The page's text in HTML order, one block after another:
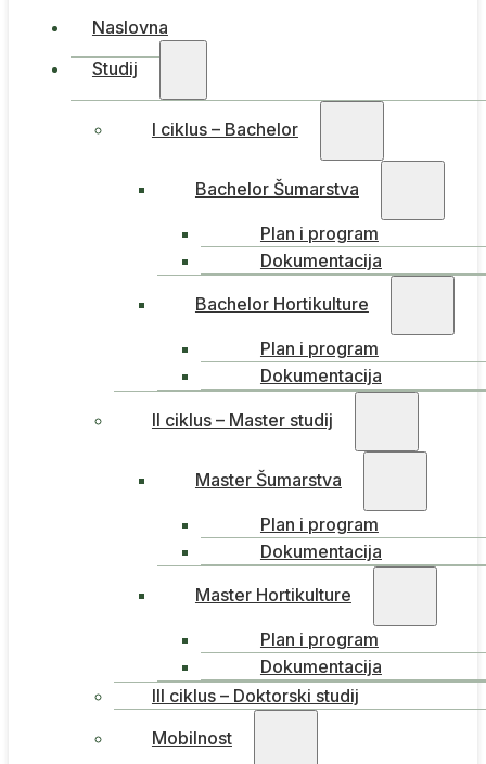
Naslovna
Studij
I ciklus – Bachelor
Bachelor Šumarstva
Plan i program
Dokumentacija
Bachelor Hortikulture
Plan i program
Dokumentacija
II ciklus – Master studij
Master Šumarstva
Plan i program
Dokumentacija
Master Hortikulture
Plan i program
Dokumentacija
III ciklus – Doktorski studij
Mobilnost